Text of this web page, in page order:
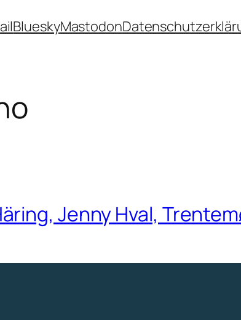
BlueskyMastodon
Jenny Hval,